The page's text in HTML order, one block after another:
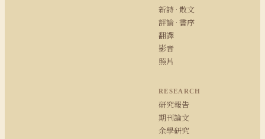
新詩 · 散文
評論 · 書序
翻譯
影音
照片
RESEARCH
研究報告
期刊論文
余學研究